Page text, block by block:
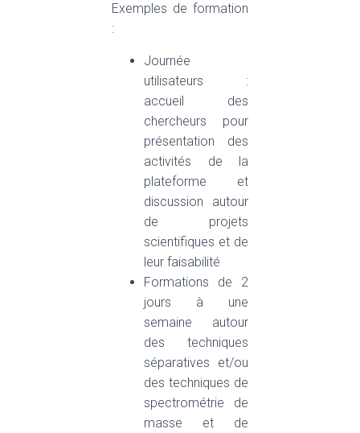
Exemples de formation
:
Journée
utilisateurs :
accueil des
chercheurs pour
présentation des
activités de la
plateforme et
discussion autour
de projets
scientifiques et de
leur faisabilité
Formations de 2
jours à une
semaine autour
des techniques
séparatives et/ou
des techniques de
spectrométrie de
masse et de